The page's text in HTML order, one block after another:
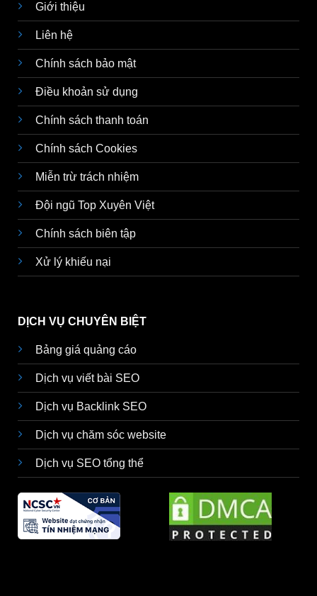
Giới thiệu
Liên hệ
Chính sách bảo mật
Điều khoản sử dụng
Chính sách thanh toán
Chính sách Cookies
Miễn trừ trách nhiệm
Đội ngũ Top Xuyên Việt
Chính sách biên tập
Xử lý khiếu nại
DỊCH VỤ CHUYÊN BIỆT
Bảng giá quảng cáo
Dịch vụ viết bài SEO
Dịch vụ Backlink SEO
Dịch vụ chăm sóc website
Dịch vụ SEO tổng thể